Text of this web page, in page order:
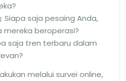
Siapa saja pesaing Anda,
beroperasi?
saja tren terbaru dalam
melalui survei online,